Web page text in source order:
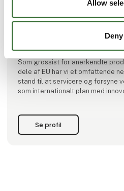
Allow
Deny
Dansk Transport Emballage A/S
standardiserede og
transport, lager og opbevaring
Som grossist for anerkendte
dele af EU har vi et omfattende
stand til at servicere og forsyne
som internationalt plan med
Med vores erfaring i ryggen og
bedste producenter indenfor
Se profil